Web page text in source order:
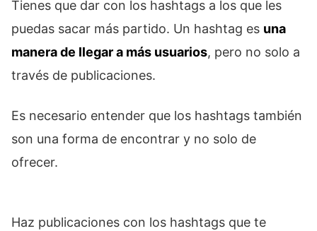
Tienes que dar con los hashtags a los que les
puedas sacar más partido. Un hashtag es una
manera de llegar a más usuarios, pero no solo a
través de publicaciones.
Es necesario entender que los hashtags también
son una forma de encontrar y no solo de
ofrecer.
Haz publicaciones con los hashtags que te